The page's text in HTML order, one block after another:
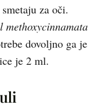
za oči.
methoxycinnamata
dovoljno ga je
je 2 ml.